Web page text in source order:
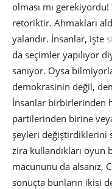
olması mı gerekiyordu!
retoriktir. Ahmakları
yalandır. İnsanlar, işte
da seçimler yapılıyor
sanıyor. Oysa
demokrasinin değil,
İnsanlar birbirlerinden
partilerinden birine
şeyleri değiştirdiklerini
zira kullandıkları oyun
macununu da alsanız,
sonuçta bunların ikisi